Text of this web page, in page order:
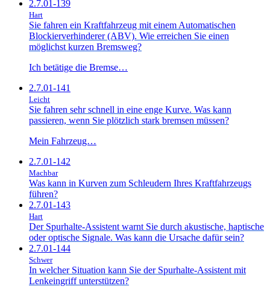
2.7.01-139
Hart
Sie fahren ein Kraftfahrzeug mit einem Automatischen
Blockierverhinderer (ABV). Wie erreichen Sie einen
möglichst kurzen Bremsweg?
Ich betätige die Bremse…
2.7.01-141
Leicht
Sie fahren sehr schnell in eine enge Kurve. Was kann
passieren, wenn Sie plötzlich stark bremsen müssen?
Mein Fahrzeug…
2.7.01-142
Machbar
Was kann in Kurven zum Schleudern Ihres Kraftfahrzeugs
führen?
2.7.01-143
Hart
Der Spurhalte-Assistent warnt Sie durch akustische, haptische
oder optische Signale. Was kann die Ursache dafür sein?
2.7.01-144
Schwer
In welcher Situation kann Sie der Spurhalte-Assistent mit
Lenkeingriff unterstützen?